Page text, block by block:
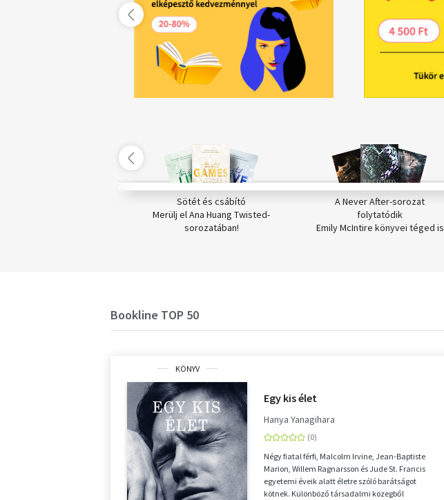
Sötét és csábító
Merülj el Ana Huang Twisted-
sorozatában!
A Never After-sorozat
folytatódik
Emily McIntire könyvei téged is
Bookline TOP 50
KÖNYV
Egy kis élet
Hanya Yanagihara
Négy fiatal férfi, Malcolm Irvine, Jean-Baptiste
Marion, Willem Ragnarsson és Jude St. Francis
egyetemi éveik alatt életre szóló barátságot
kötnek. Különböző társadalmi közegből